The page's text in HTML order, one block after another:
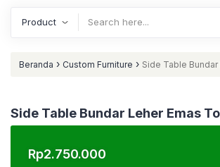
Beranda › Custom Furniture › Side Table
Side Table Bundar Leher Emas
Rp2.750.000